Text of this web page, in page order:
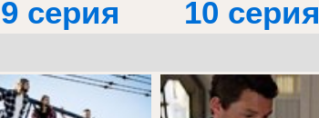
9 серия
10 серия